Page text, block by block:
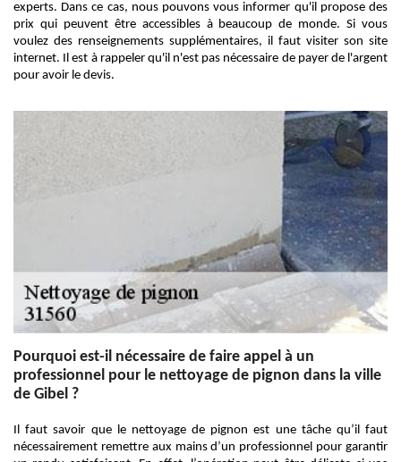
experts. Dans ce cas, nous pouvons vous informer qu'il propose des
prix qui peuvent être accessibles à beaucoup de monde. Si vous
voulez des renseignements supplémentaires, il faut visiter son site
internet. Il est à rappeler qu'il n'est pas nécessaire de payer de l'argent
pour avoir le devis.
Pourquoi est-il nécessaire de faire appel à un
professionnel pour le nettoyage de pignon dans la ville
de Gibel ?
Il faut savoir que le nettoyage de pignon est une tâche qu’il faut
nécessairement remettre aux mains d’un professionnel pour garantir